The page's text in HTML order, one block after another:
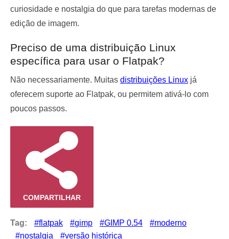
curiosidade e nostalgia do que para tarefas modernas de
edição de imagem.
Preciso de uma distribuição Linux
específica para usar o Flatpak?
Não necessariamente. Muitas distribuições Linux já
oferecem suporte ao Flatpak, ou permitem ativá-lo com
poucos passos.
COMPARTILHAR
Tag: flatpak gimp GIMP 0.54
moderno
nostalgia
versão histórica